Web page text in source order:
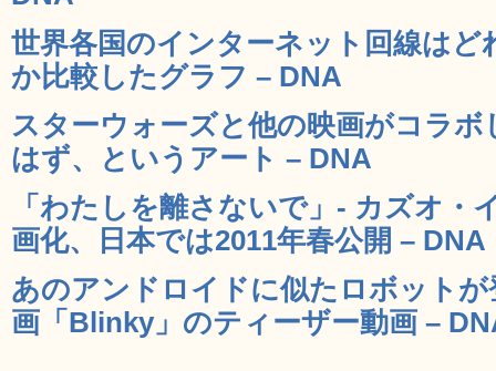
世界各国のインターネット回線はど
か比較したグラフ – DNA
スターウォーズと他の映画がコラ
はず、というアート – DNA
「わたしを離さないで」- カズオ・
画化、日本では2011年春公開 – DNA
あのアンドロイドに似たロボット
画「Blinky」のティーザー動画 –